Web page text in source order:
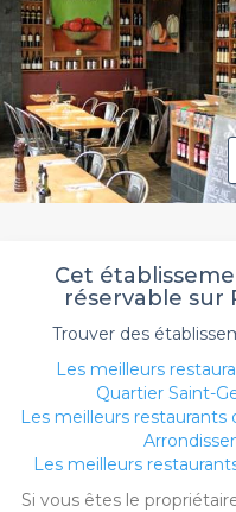
Cet
réservable sur
Trouver des
Les meilleurs
Quartier Saint-
Les meilleurs restaurants
Les meilleurs
Si vous êtes le